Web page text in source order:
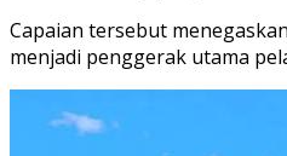
Capaian tersebut
menjadi penggerak utama